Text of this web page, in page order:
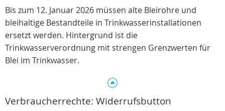
Bis zum 12. Januar 2026 müssen alte Bleirohre und
bleihaltige Bestandteile in Trinkwasserinstallationen
ersetzt werden. Hintergrund ist die
Trinkwasserverordnung mit strengen Grenzwerten für
Blei im Trinkwasser.
Verbraucherrechte: Widerrufsbutton